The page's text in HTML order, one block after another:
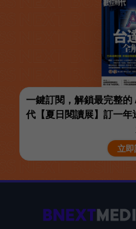
一鍵訂閱，解鎖最完整
代【夏日閱讀展】訂一
立